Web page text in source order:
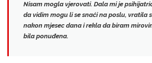
Nisam mogla vjerovati. Dala mi je
da vidim mogu li se snaći na poslu, vratila
nakon mjesec dana i rekla da biram
bila ponuđena.